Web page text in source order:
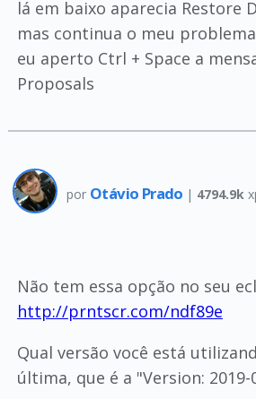
lá em baixo aparecia Restore
mas continua o meu
eu aperto Ctrl + Space a
Proposals
por Otávio Prado | 4794.9k
Não tem essa opção no seu
http://prntscr.com/ndf89e
Qual versão você está
última, que é a "Version: 2019-